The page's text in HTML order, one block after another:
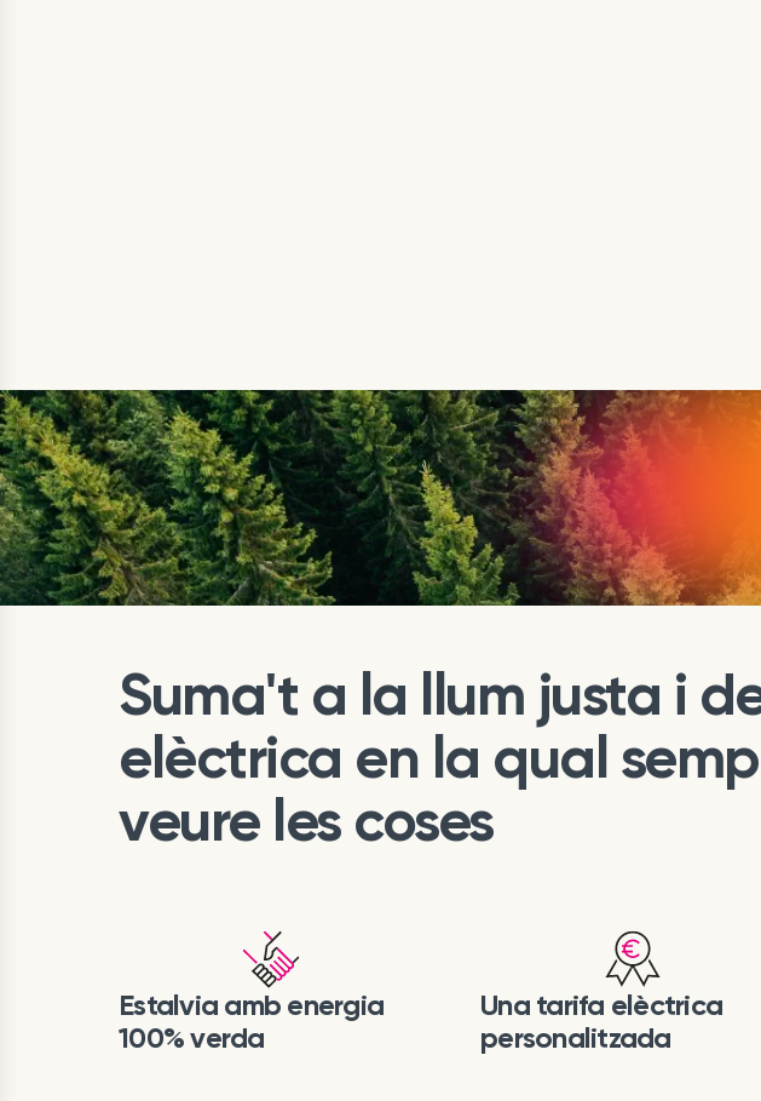
Suma't a la llum justa i
elèctrica en la qual
veure les coses
Estalvia amb energia
100% verda
Una tarifa elèctrica
personalitzada